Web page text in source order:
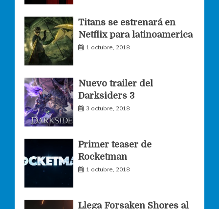
o
o
g
m
r
Titans se estrenará en
Netflix para latinoamerica
1 octubre, 2018
Nuevo trailer del
Darksiders 3
3 octubre, 2018
Primer teaser de
Rocketman
1 octubre, 2018
Llega Forsaken Shores al